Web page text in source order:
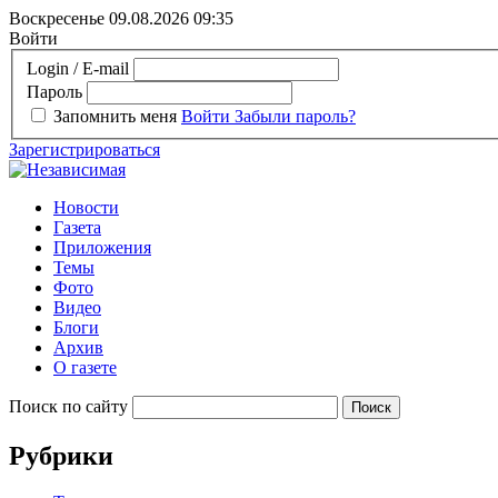
Воскресенье 09.08.2026 09:35
Войти
Login / E-mail
Пароль
Запомнить меня Войти Забыли пароль?
Зарегистрироваться
Новости
Газета
Приложения
Темы
Фото
Видео
Блоги
Архив
О газете
Поиск по сайту
Рубрики